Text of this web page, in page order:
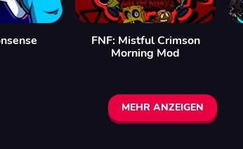
FNF: Mistful Crimson
Morning Mod
MEHR ANZEIGEN